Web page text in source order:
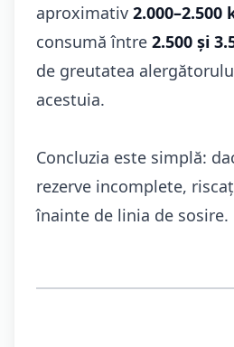
aproximativ 2.000–2.500
consumă între 2.500 și
de greutatea
acestuia.
Concluzia este simplă:
rezerve incomplete,
înainte de linia de sosire.